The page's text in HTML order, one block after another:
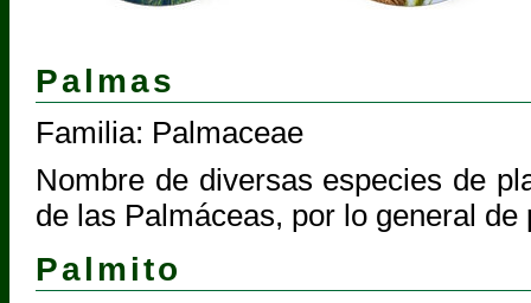
Palmas
Familia: Palmaceae
Nombre de diversas especies de
de las Palmáceas, por lo general de
Palmito